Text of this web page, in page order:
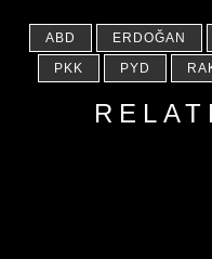
ABD ERDOĞAN
PKK
PYD